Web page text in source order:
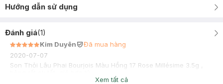
Hướng dẫn sử dụng
Đánh giá(1)
Kim Duyên
Đã mua hàng
2020-07-07
Son Thỏi Lâu Phai Bourjois Màu Hồng 17 Rose Millésime 3.5g ,
Xem tất cả